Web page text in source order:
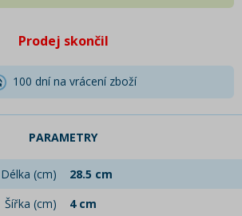
Prodej skončil
100 dní na vrácení zboží
PARAMETRY
Délka (cm)
28.5 cm
Šířka (cm)
4 cm